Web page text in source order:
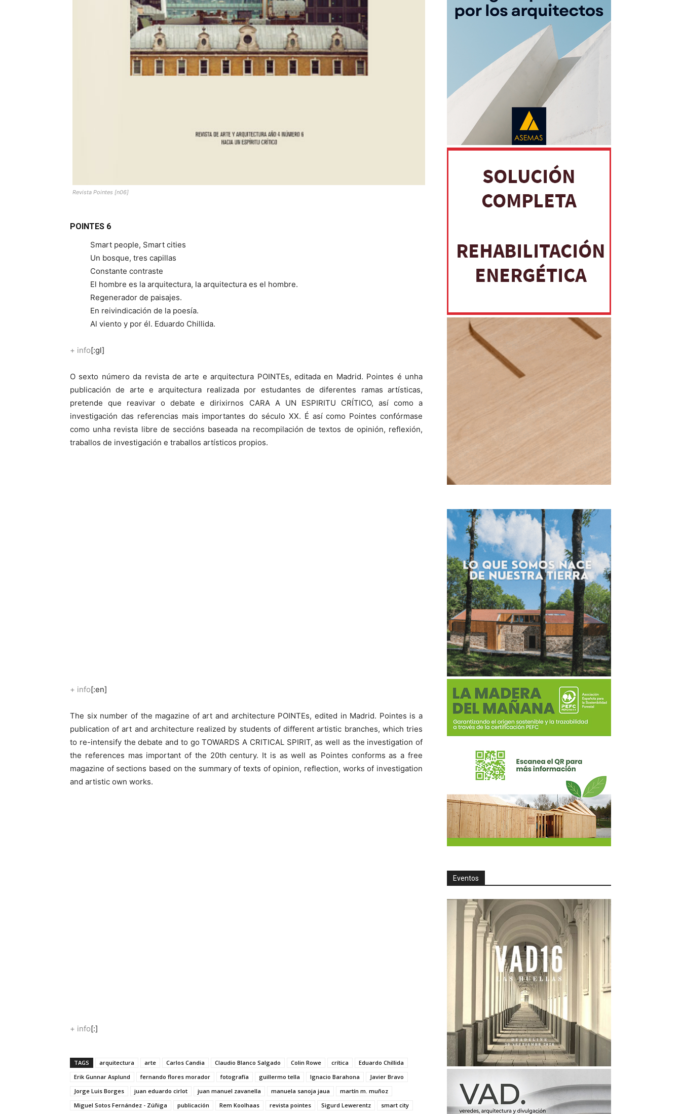
Revista Pointes [n06]
POINTES 6
Smart people, Smart cities
Un bosque, tres capillas
Constante contraste
El hombre es la arquitectura, la arquitectura es el hombre.
Regenerador de paisajes.
En reivindicación de la poesía.
Al viento y por él. Eduardo Chillida.
+ info[:gl]
O sexto número da revista de arte e arquitectura POINTEs, editada en Madrid. Pointes é unha
publicación de arte e arquitectura realizada por estudantes de diferentes ramas artísticas,
pretende que reavivar o debate e dirixirnos CARA A UN ESPIRITU CRÍTICO, así como a
investigación das referencias mais importantes do século XX. É así como Pointes confórmase
como unha revista libre de seccións baseada na recompilación de textos de opinión, reflexión,
traballos de investigación e traballos artísticos propios.
+ info[:en]
The six number of the magazine of art and architecture POINTEs, edited in Madrid. Pointes is a
publication of art and architecture realized by students of different artistic branches, which tries
to re-intensify the debate and to go TOWARDS A CRITICAL SPIRIT, as well as the investigation of
the references mas important of the 20th century. It is as well as Pointes conforms as a free
magazine of sections based on the summary of texts of opinion, reflection, works of investigation
and artistic own works.
+ info[:]
TAGS arquitectura arte Carlos Candia Claudio Blanco Salgado Colin Rowe crítica
Eduardo Chillida
Erik Gunnar Asplund
fernando flores morador fotografía guillermo tella Ignacio Barahona
Javier Bravo
Jorge Luis Borges
juan eduardo cirlot juan manuel zavanella manuela sanoja jaua
martín m. muñoz
Miguel Sotos Fernández - Zúñiga
publicación Rem Koolhaas revista pointes Sigurd Lewerentz smart city
Eventos